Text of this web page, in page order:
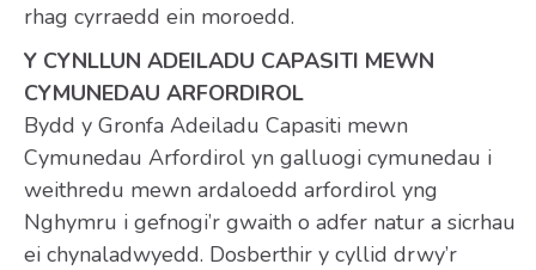
rhag cyrraedd ein moroedd.
Y CYNLLUN ADEILADU CAPASITI MEWN
CYMUNEDAU ARFORDIROL
Bydd y Gronfa Adeiladu Capasiti mewn
Cymunedau Arfordirol yn galluogi cymunedau i
weithredu mewn ardaloedd arfordirol yng
Nghymru i gefnogi’r gwaith o adfer natur a sicrhau
ei chynaladwyedd. Dosberthir y cyllid drwy’r